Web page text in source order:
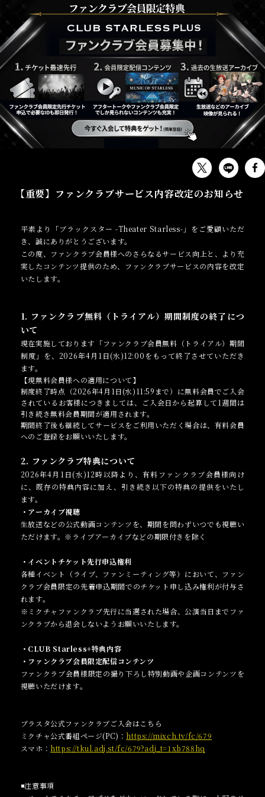
【重要】ファンクラブサービス内容改定のお知らせ
平素より「ブラックスター -Theater Starless-」をご愛顧いただ
き、誠にありがとうございます。
この度、ファンクラブ会員様へのさらなるサービス向上と、より充
実したコンテンツ提供のため、ファンクラブサービスの内容を改定
いたします。
1. ファンクラブ無料（トライアル）期間制度の終了 につ
いて
現在実施しております「ファンクラブ会員無料（トライアル）期間
制度」を、2026年4月1日(水)12:00をもって終了させていただき
ます。
【現無料会員様への適用について】
制度終了時点（2026年4月1日(水)11:59まで）に無料会員でご入会
されているお客様につきましては、ご入会日から起算して1週間は
引き続き無料会員期間が適用されます。
期間終了後も継続してサービスをご利用いただく場合は、有料会員
へのご登録をお願いいたします。
2. ファンクラブ特典について
2026年4月1日(水)12時以降より、有料ファンクラブ会員様向け
に、既存の特典内容に加え、引き続き以下の特典の提供をいたし
ます。
・アーカイブ視聴
生放送などの公式動画コンテンツを、期間を問わずいつでも視聴い
ただけます。※ライブアーカイブなどの期限付きを除く
・イベントチケット先行申込権利
各種イベント（ライブ、ファンミーティング等）において、ファン
クラブ会員限定の先着申込期間でのチケット申し込み権利が付与さ
れます。
※ミクチャファンクラブ先行に当選された場合、公演当日までファ
ンクラブから退会しないようお願いいたします。
・CLUB Starless+特典内容
・ファンクラブ会員限定配信コンテンツ
ファンクラブ会員様限定の撮り下ろし特別動画や企画コンテンツを
視聴いただけます。
ブラスタ公式ファンクラブご入会はこちら
ミクチャ公式番組ページ(PC)： https://mixch.tv/fc/679
スマホ： https://tkul.adj.st/fc/679?adj_t=1xb788hq
◾️注意事項